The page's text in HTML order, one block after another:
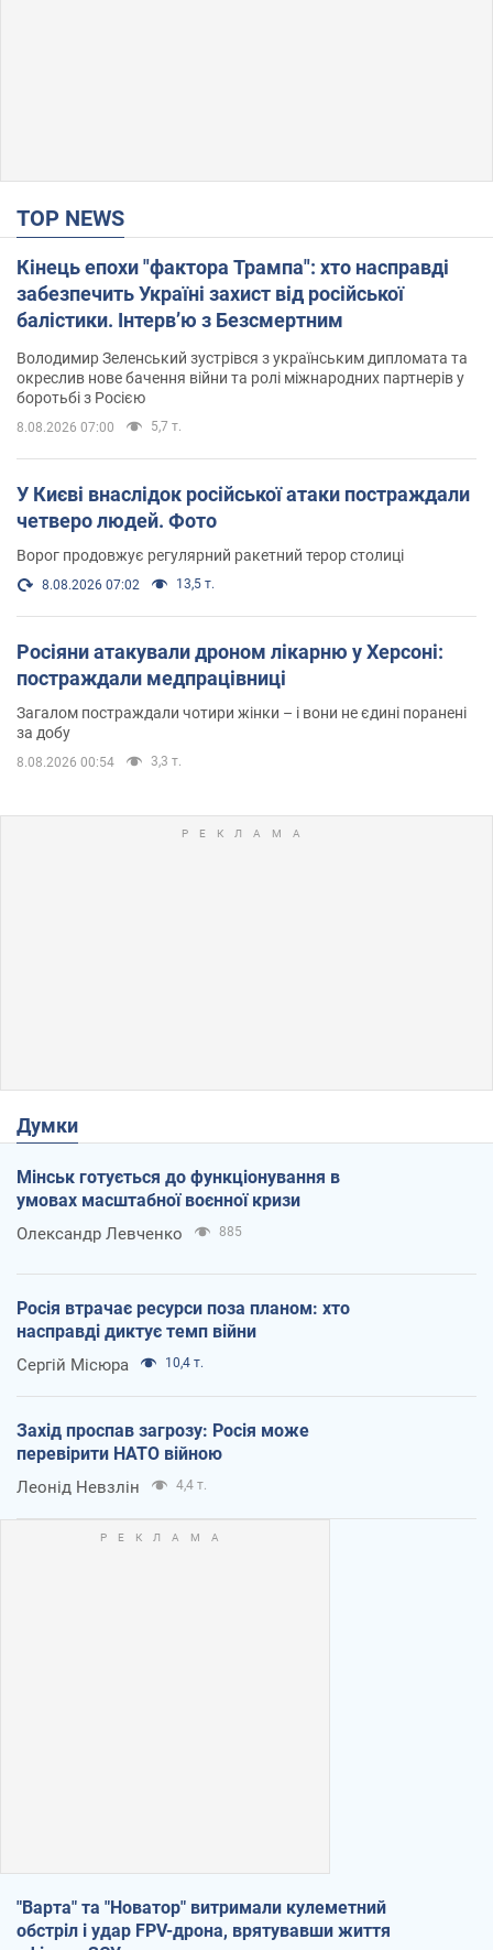
TOP NEWS
Кінець епохи "фактора Трампа": хто насправді
забезпечить Україні захист від російської
балістики. Інтерв’ю з Безсмертним
Володимир Зеленський зустрівся з українським дипломата та
окреслив нове бачення війни та ролі міжнародних партнерів у
боротьбі з Росією
8.08.2026 07:00 5,7 т.
У Києві внаслідок російської атаки постраждали
четверо людей. Фото
Ворог продовжує регулярний ракетний терор столиці
8.08.2026 07:02 13,5 т.
Росіяни атакували дроном лікарню у Херсоні:
постраждали медпрацівниці
Загалом постраждали чотири жінки – і вони не єдині поранені
за добу
8.08.2026 00:54 3,3 т.
Думки
Мінськ готується до функціонування в
умовах масштабної воєнної кризи
Олександр Левченко 885
Росія втрачає ресурси поза планом: хто
насправді диктує темп війни
Сергій Місюра 10,4 т.
Захід проспав загрозу: Росія може
перевірити НАТО війною
Леонід Невзлін 4,4 т.
"Варта" та "Новатор" витримали кулеметний
обстріл і удар FPV-дрона, врятувавши життя